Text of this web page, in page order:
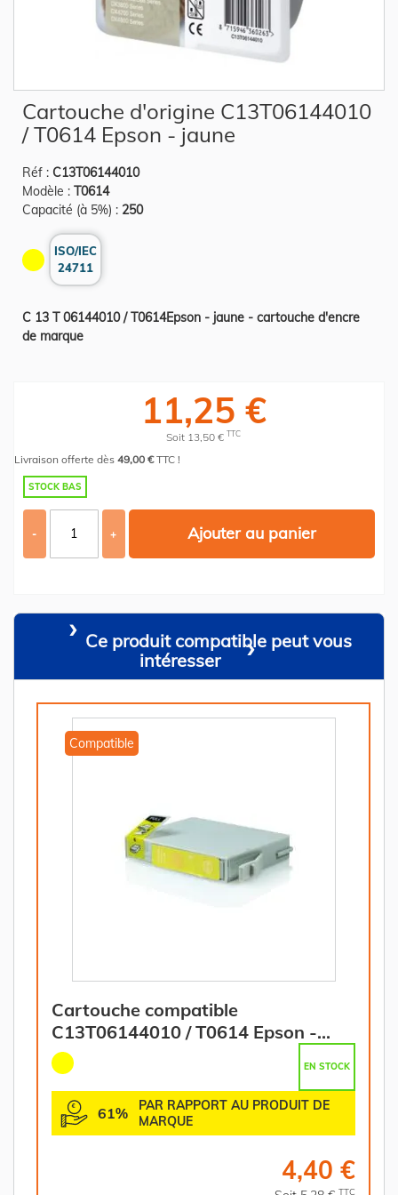
the
beginning
images
gallery
Cartouche d'origine C13T06144010
/ T0614 Epson - jaune
Réf : C13T06144010
Modèle : T0614
Capacité (à 5%) : 250
ISO/IEC
24711
C 13 T 06144010 / T0614Epson - jaune - cartouche d'encre
de marque
11,25 €
Soit 13,50 € TTC
Livraison offerte dès 49,00 €TTC !
STOCK BAS
- + Ajouter au panier
Ce produit compatible peut vous
intéresser
Compatible
Cartouche compatible
C13T06144010 / T0614 Epson -
jaune
EN STOCK
61%
PAR RAPPORT AU PRODUIT DE
MARQUE
4,40 €
TTC